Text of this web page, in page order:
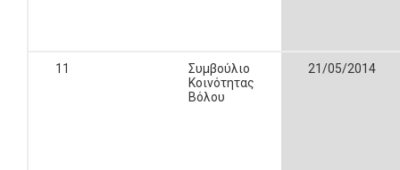
11
Συμβούλιο
Κοινότητας
Βόλου
21/05/2014